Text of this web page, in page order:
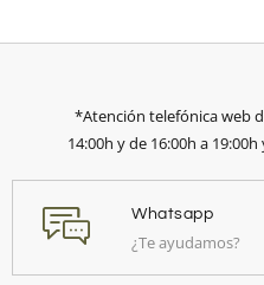
*Atención telefónica web
14:00h y de 16:00h a
Whatsapp
¿Te ayudamos?